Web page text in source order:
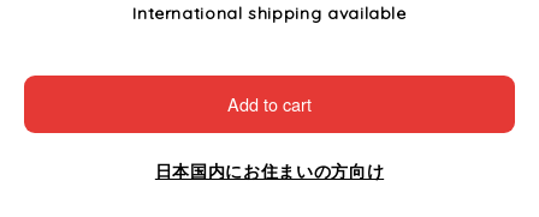
International shipping available
Add to cart
日本国内にお住まいの方向け